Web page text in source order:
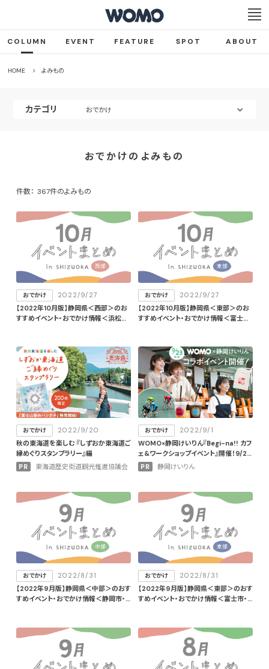
COLUMN EVENT FEATURE SPOT ABOUT
HOME よみもの
カテゴリ おでかけ
おでかけのよみもの
件数： 367件のよみもの
おでかけ
2022/9/27
【2022年10月版】静岡県＜西部＞のお
すすめイベント・おでかけ情報＜浜松
おでかけ
2022/9/27
【2022年10月版】静岡県＜東部＞のお
すすめイベント・おでかけ情報＜富士宮
おでかけ
2022/9/20
秋の東海道を楽しむ 『しずおか東海道ご
縁めぐりスタンプラリー』編
PR
東海道歴史街道観光推進協議会
おでかけ
2022/9/1
WOMO×静岡けいりん『Begi-na!! カフ
ェ&ワークショップイベント』開催！9/23
（金・祝）抽選20名限定
PR 静岡けいりん
おでかけ
2022/8/31
【2022年9月版】静岡県＜中部＞のおす
すめイベント・おでかけ情報＜静岡市・
おでかけ
2022/8/31
【2022年9月版】静岡県＜東部＞のおす
すめイベント・おでかけ情報＜富士市・